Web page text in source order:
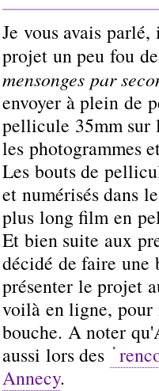
Je vous avais
projet un peu fou
mensonges par
envoyer à plein de
pellicule 35mm sur
les photogrammes
Les bouts de
et numérisés dans
plus long film en
Et bien suite aux
décidé de faire
présenter le projet
voilà en ligne, pour
bouche. A noter
aussi lors des
Annecy.